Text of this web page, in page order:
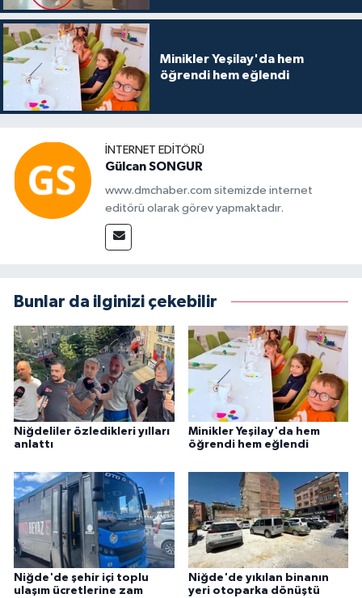
Minikler Yeşilay'da hem
öğrendi hem eğlendi
İNTERNET EDITÖRÜ
Gülcan SONGUR
www.dmchaber.com sitemizde internet
editörü olarak görev yapmaktadır.
Bunlar da ilginizi çekebilir
Niğdeliler özledikleri yılları
anlattı
Minikler Yeşilay'da hem
öğrendi hem eğlendi
Niğde'de şehir içi toplu
ulaşım ücretlerine zam
Niğde'de yıkılan binanın
yeri otoparka dönüştü